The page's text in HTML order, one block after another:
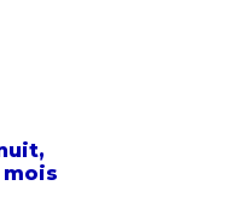
mois